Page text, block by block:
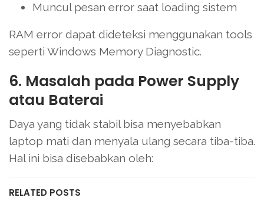
Muncul pesan error saat loading sistem
RAM error dapat dideteksi menggunakan tools
seperti Windows Memory Diagnostic.
6. Masalah pada Power Supply
atau Baterai
Daya yang tidak stabil bisa menyebabkan
laptop mati dan menyala ulang secara tiba-tiba.
Hal ini bisa disebabkan oleh:
RELATED POSTS